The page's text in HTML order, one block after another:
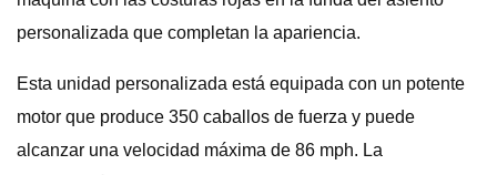
personalizada que completan la apariencia.
Esta unidad personalizada está equipada con un potente
motor que produce 350 caballos de fuerza y ​​puede
alcanzar una velocidad máxima de 86 mph. La